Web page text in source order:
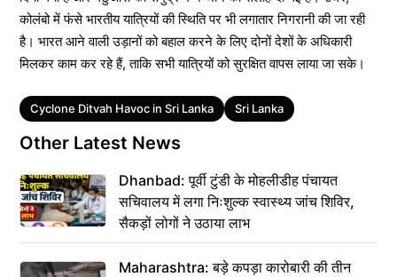
कोलंबो में फंसे भारतीय यात्रियों की स्थिति पर भी लगातार निगरानी की जा रही
है। भारत आने वाली उड़ानों को बहाल करने के लिए दोनों देशों के अधिकारी
मिलकर काम कर रहे हैं, ताकि सभी यात्रियों को सुरक्षित वापस लाया जा सके।
Tags
Cyclone Ditvah Havoc in Sri Lanka Sri Lanka
Other Latest News
Dhanbad: पूर्वी टुंडी के मोहलीडीह पंचायत
सचिवालय में लगा निःशुल्क स्वास्थ्य जांच शिविर,
सैकड़ों लोगों ने उठाया लाभ
Maharashtra: बड़े कपड़ा कारोबारी की तीन